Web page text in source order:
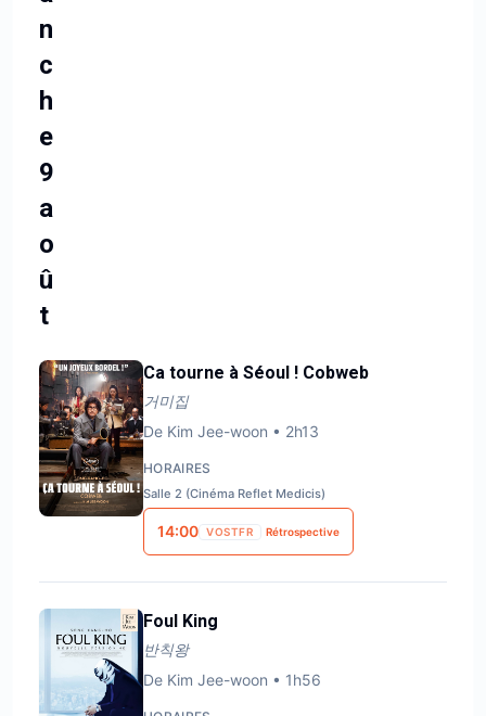
n
c
h
e
9
a
o
û
t
Ca tourne à Séoul ! Cobweb
거미집
De Kim Jee-woon • 2h13
HORAIRES
Salle 2 (Cinéma Reflet Medicis)
14:00 VOSTFR Rétrospective
Foul King
반칙왕
De Kim Jee-woon • 1h56